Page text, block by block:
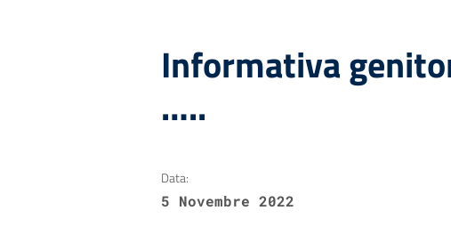
Informativa
…..
Data:
5 Novembre 2022